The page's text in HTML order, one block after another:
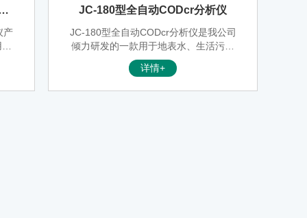
产
JC-180型全自动CODcr分析仪
JC-180型全自动CODcr分析仪是我公司
倾力研发的一款用于地表水、生活污水
和工业废水中化学需氧量的智能化检测
仪器。产品严格遵循国家标准，采用重
详情+